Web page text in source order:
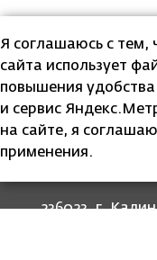
236023, г.
Я соглашаюсь с тем,
сайта использует
повышения
и сервис
на сайте, я
применения.